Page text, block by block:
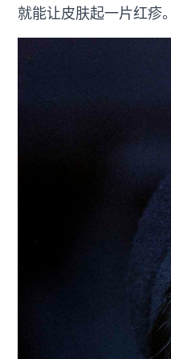
就能让皮肤起一片红疹